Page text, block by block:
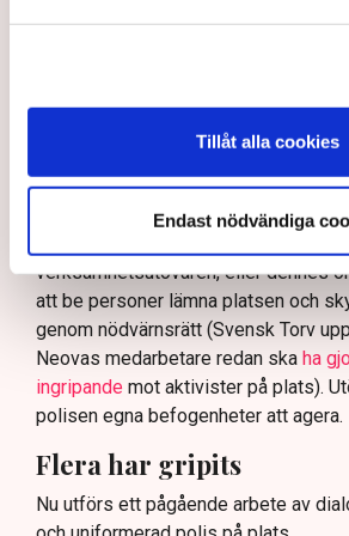
Tillåt alla cookies
Endast nödvändiga
På sociala medier ifrågasätts det
tillståndsgiven verksamhet, och om
ha en tydligare skyldighet att skydda
och näringsverksamhet mot den
Nu svarar polisen på kritiken.
Enligt Anna-Lena Mann,
verksamhetsutövaren, eller dennes
att be personer lämna platsen och
genom nödvärnsrätt (Svensk Torv
Neovas medarbetare redan ska ha
ingripande mot aktivister på plats).
polisen egna befogenheter att agera.
Flera har gripits
Nu utförs ett pågående arbete av